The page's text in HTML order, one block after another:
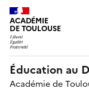
ACADÉMIE
DE TOULOUSE
Éducation au
Académie de